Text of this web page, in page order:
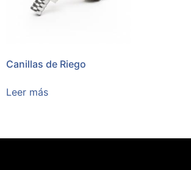
Canillas de Riego
Leer más